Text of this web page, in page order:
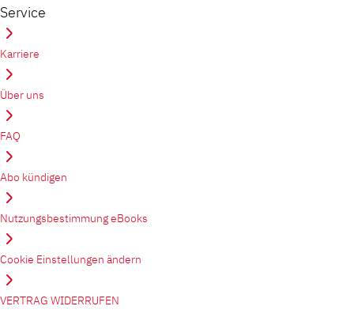
Service
Karriere
Über uns
FAQ
Abo kündigen
Nutzungsbestimmung eBooks
Cookie Einstellungen ändern
VERTRAG WIDERRUFEN